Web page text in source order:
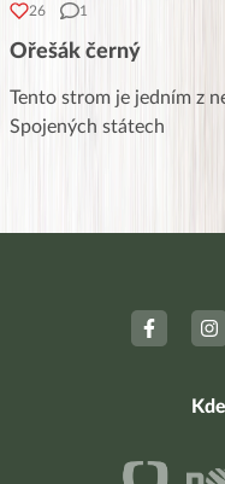
26 1
Ořešák černý
Tento strom je jedním z
Spojených státech